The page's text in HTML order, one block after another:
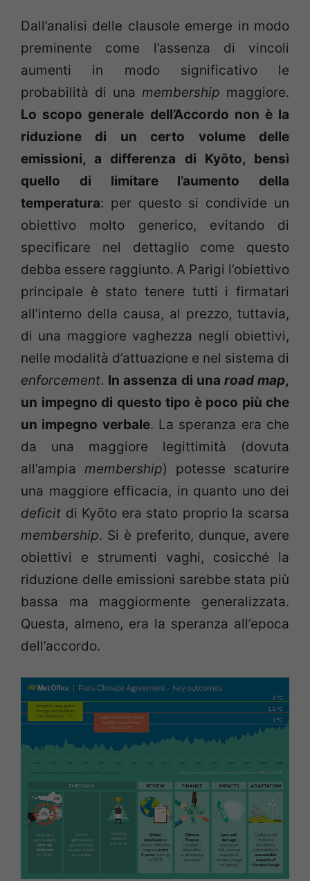
Dall’analisi delle clausole emerge in modo
preminente come l’assenza di vincoli
aumenti in modo significativo le
probabilità di una membership maggiore.
Lo scopo generale dell’Accordo non è la
riduzione di un certo volume delle
emissioni, a differenza di Kyōto, bensì
quello di limitare l’aumento della
temperatura: per questo si condivide un
obiettivo molto generico, evitando di
specificare nel dettaglio come questo
debba essere raggiunto. A Parigi l’obiettivo
principale è stato tenere tutti i firmatari
all’interno della causa, al prezzo, tuttavia,
di una maggiore vaghezza negli obiettivi,
nelle modalità d’attuazione e nel sistema di
enforcement. In assenza di una road map,
un impegno di questo tipo è poco più che
un impegno verbale. La speranza era che
da una maggiore legittimità (dovuta
all’ampia membership) potesse scaturire
una maggiore efficacia, in quanto uno dei
deficit di Kyōto era stato proprio la scarsa
membership. Si è preferito, dunque, avere
obiettivi e strumenti vaghi, cosicché la
riduzione delle emissioni sarebbe stata più
bassa ma maggiormente generalizzata.
Questa, almeno, era la speranza all’epoca
dell’accordo.